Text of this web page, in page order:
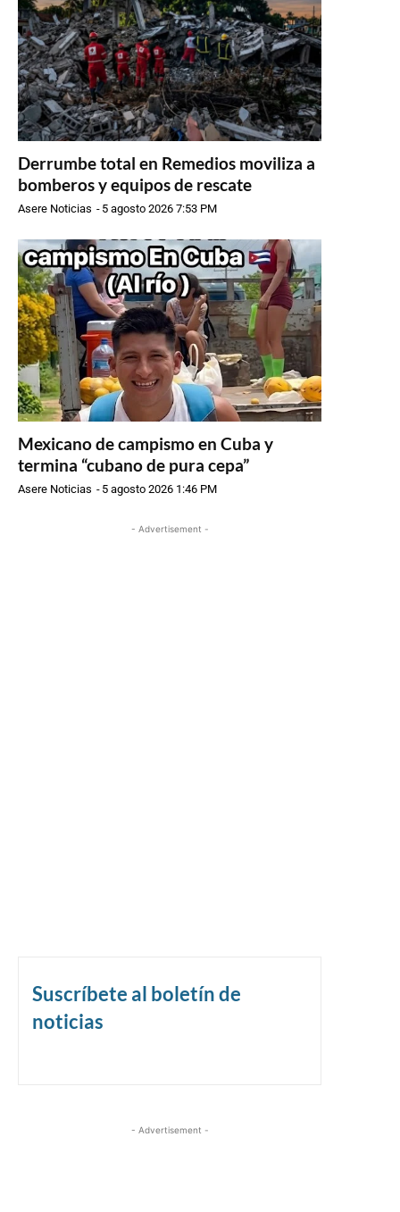
Derrumbe total en Remedios moviliza a
bomberos y equipos de rescate
Asere Noticias - 5 agosto 2026 7:53 PM
Mexicano de campismo en Cuba y
termina “cubano de pura cepa”
Asere Noticias - 5 agosto 2026 1:46 PM
- Advertisement -
Suscríbete al boletín de
noticias
- Advertisement -